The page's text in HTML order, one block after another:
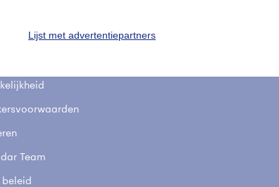
Lijst met advertentiepartners
vragen
Team
beleid